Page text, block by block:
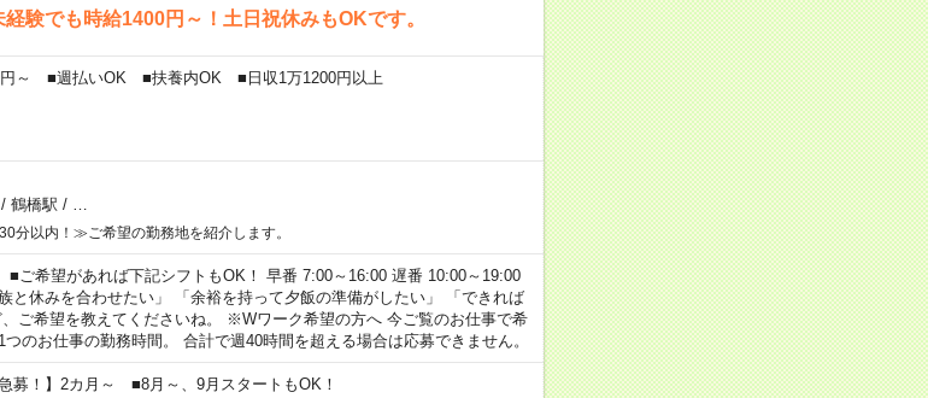
験でも時給1400円～！土日祝休みもOKです。
円～ ■週払いOK ■扶養内OK ■日収1万1200円以上
/ 鶴橋駅 /
分以内！≫ご希望の勤務地を紹介します。
■ご希望があれば下記シフトもOK！ 早番 7:00～16:00 遅番 10:00～19:00
と休みを合わせたい」 「余裕を持って夕飯の準備がしたい」 「できれば
ご希望を教えてくださいね。 ※Wワーク希望の方へ 今ご覧のお仕事で希
のお仕事の勤務時間。 合計で週40時間を超える場合は応募できません。
募！】2カ月～ ■8月～、9月スタートもOK！